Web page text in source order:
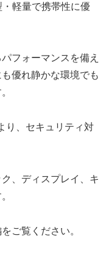
・軽量で携帯性に優
フォーマンスを備え
優れ静かな環境でも
り、セキュリティ対
、ディスプレイ、キ
ご覧ください。